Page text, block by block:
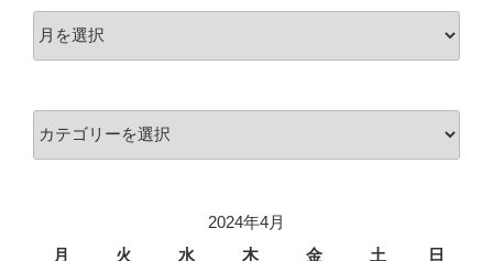
ー
ブ
テ
2024年4月
月
火 水 木 金 土 日